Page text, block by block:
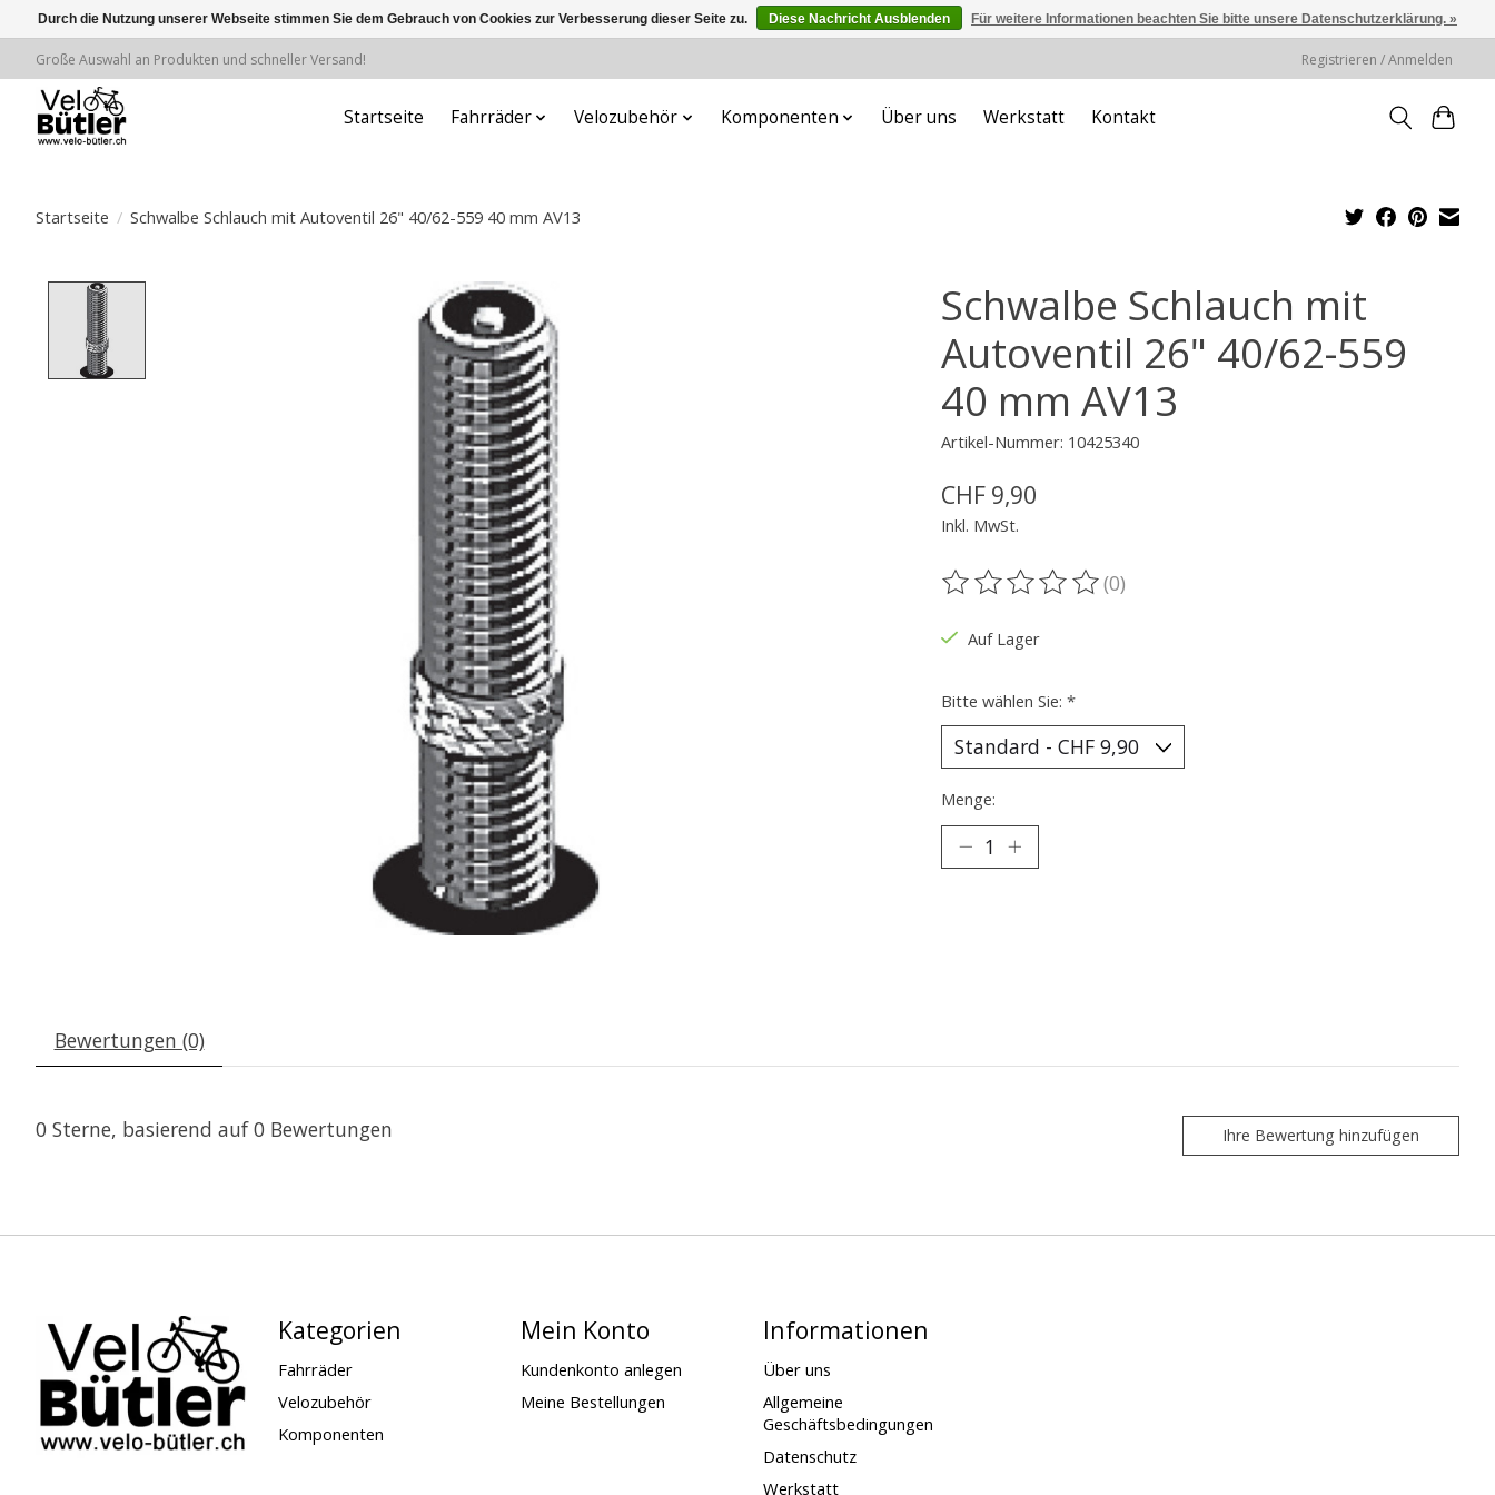
Große Auswahl an Produkten und schneller Versand! Registrieren / Anmelden
Startseite Fahrräder Velozubehör Komponenten Über uns Werkstatt Kontakt
Startseite / Schwalbe Schlauch mit Autoventil 26" 40/62-559 40 mm AV13
Product image slideshow Items
Schwalbe Schlauch mit
Autoventil 26" 40/62-559
40 mm AV13
Artikel-Nummer: 10425340
CHF 9,90
Inkl. MwSt.
Die Bewertung dieses Produkts ist
(0)
Auf Lager
Bitte wählen Sie: *
Menge:
Bewertungen (0)
0 Sterne, basierend auf0 Bewertungen Ihre Bewertung hinzufügen
Kategorien
Fahrräder
Velozubehör
Komponenten
Mein Konto
Kundenkonto anlegen
Meine Bestellungen
Informationen
Über uns
Allgemeine
Geschäftsbedingungen
Datenschutz
Werkstatt
Durch die Nutzung unserer Webseite stimmen Sie dem Gebrauch von Cookies zur Verbesserung dieser Seite zu. Diese Nachricht Ausblenden Für weitere Informationen beachten Sie bitte unsere Datenschutzerklärung. »